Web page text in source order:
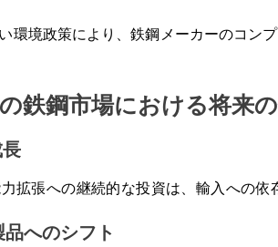
環境政策により、鉄鋼メーカーのコン
鉄鋼市場における将来
拡張への継続的な投資は、輸入への依
へのシフト